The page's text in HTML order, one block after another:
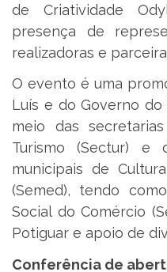
de Criatividade
presença de
realizadoras e
O evento é uma
Luís e do Governo
meio das
Turismo (Sectur) e
municipais de
(Semed), tendo
Social do Comércio
Potiguar e apoio de
Conferência de